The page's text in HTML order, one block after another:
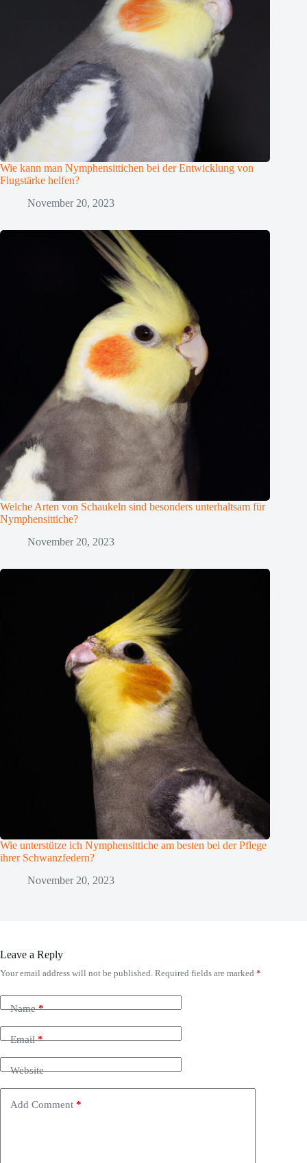
Wie kann man Nymphensittichen bei der Entwicklung von
Flugstärke helfen?
November 20, 2023
Welche Arten von Schaukeln sind besonders unterhaltsam für
Nymphensittiche?
November 20, 2023
Wie unterstütze ich Nymphensittiche am besten bei der Pflege
ihrer Schwanzfedern?
November 20, 2023
Leave a Reply
Your email address will not be published. Required fields are marked *
Name*
Email*
Website
Add Comment *